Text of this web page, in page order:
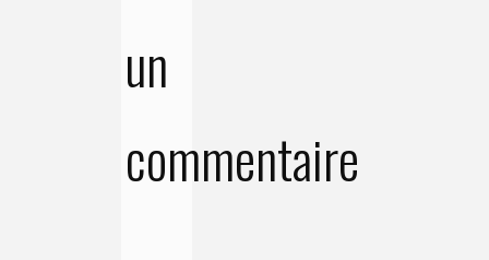
un
commentaire